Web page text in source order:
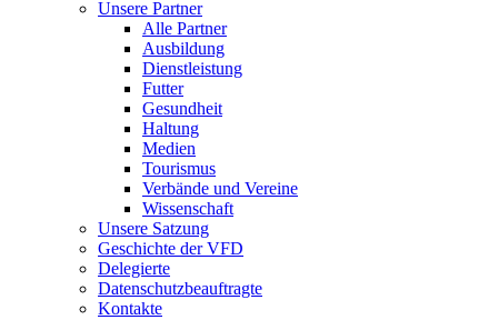
Unsere Partner
Alle Partner
Ausbildung
Dienstleistung
Futter
Gesundheit
Haltung
Medien
Tourismus
Verbände und Vereine
Wissenschaft
Unsere Satzung
Geschichte der VFD
Delegierte
Datenschutzbeauftragte
Kontakte